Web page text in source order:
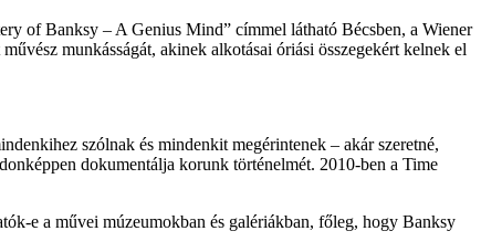
of Banksy – A Genius Mind” címmel látható Bécsben, a Wiener
munkásságát, akinek alkotásai óriási összegekért kelnek el
szólnak és mindenkit megérintenek – akár szeretné,
dokumentálja korunk történelmét. 2010-ben a Time
e a művei múzeumokban és galériákban, főleg, hogy Banksy